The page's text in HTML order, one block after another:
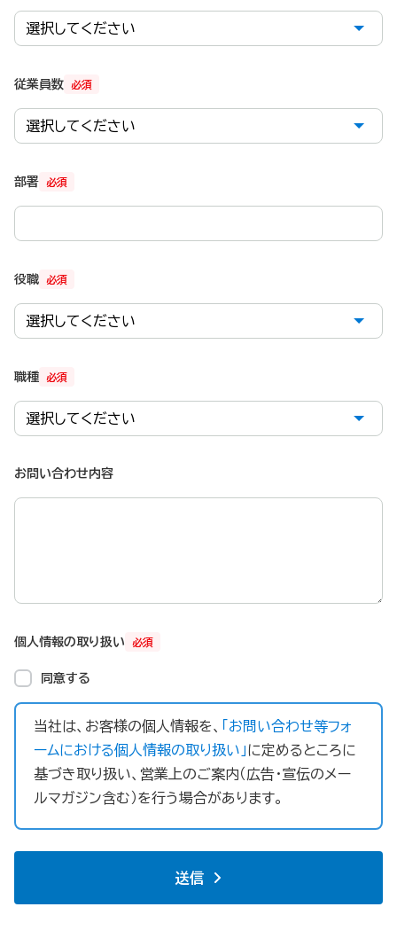
必須
従業員数
必須
部署
必須
役職
必須
職種
お問い合わせ内容
必須
個人情報の取り扱い
同意する
当社は、お客様の個人情報を、
「お問い合わせ等フォ
ームにおける個人情報の取り扱い」に定めるところに
基づき取り扱い、営業上のご案内（広告・宣伝のメー
ルマガジン含む）を行う場合があります。
送信